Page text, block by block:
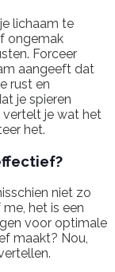
lichaam te
ongemak
Forceer
aangeeft dat
rust en
je spieren
vertelt je wat het
het.
niet zo
het is een
voor optimale
maakt? Nou,